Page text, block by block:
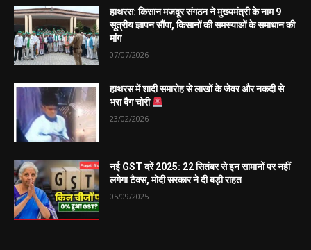
हाथरस: किसान मजदूर संगठन ने मुख्यमंत्री के नाम 9
सूत्रीय ज्ञापन सौंपा, किसानों की समस्याओं के समाधान की
मांग
07/07/2026
हाथरस में शादी समारोह से लाखों के जेवर और नकदी से
भरा बैग चोरी
23/02/2026
नई GST दरें 2025: 22 सितंबर से इन सामानों पर नहीं
लगेगा टैक्स, मोदी सरकार ने दी बड़ी राहत
05/09/2025